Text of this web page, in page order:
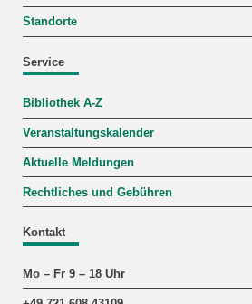
Standorte
Service
Bibliothek A-Z
Veranstaltungskalender
Aktuelle Meldungen
Rechtliches und Gebühren
Kontakt
Mo – Fr 9 – 18 Uhr